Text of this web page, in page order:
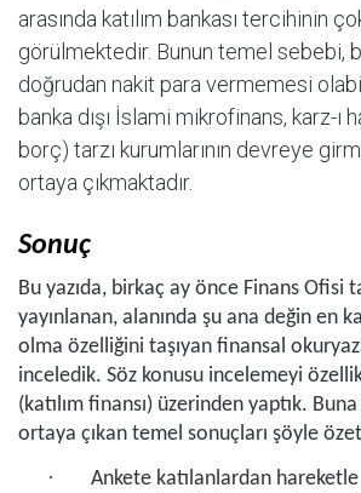
arasında katılım bankası tercihinin çok
görülmektedir. Bunun temel sebebi,
doğrudan nakit para vermemesi
banka dışı İslami mikrofinans, karz-ı
borç) tarzı kurumlarının devreye
ortaya çıkmaktadır.
Sonuç
Bu yazıda, birkaç ay önce Finans Ofisi
yayınlanan, alanında şu ana değin en
olma özelliğini taşıyan finansal
inceledik. Söz konusu incelemeyi
(katılım finansı) üzerinden yaptık.
ortaya çıkan temel sonuçları şöyle
·
Ankete katılanlardan